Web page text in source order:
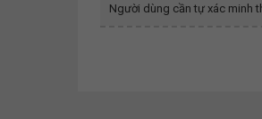
Người dùng cần tự xác minh